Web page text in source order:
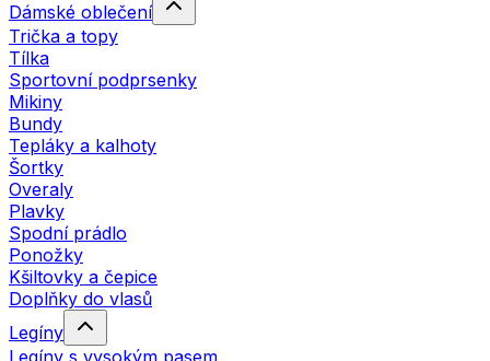
Dámské oblečení
Trička a topy
Tílka
Sportovní podprsenky
Mikiny
Bundy
Tepláky a kalhoty
Šortky
Overaly
Plavky
Spodní prádlo
Ponožky
Kšiltovky a čepice
Doplňky do vlasů
Legíny